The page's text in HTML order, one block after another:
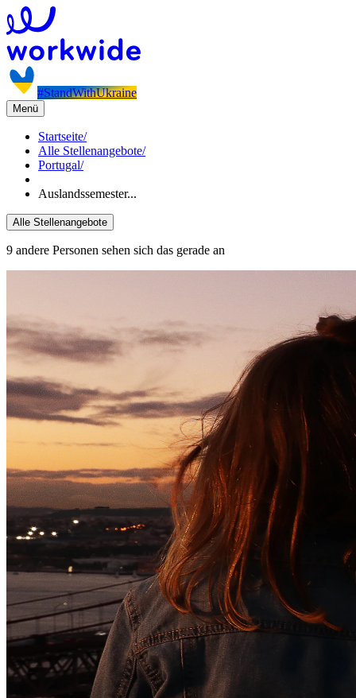
#StandWithUkraine
Menü
Startseite/
Alle Stellenangebote/
Portugal/
Auslandssemester...
Alle Stellenangebote
9 andere Personen sehen sich das gerade an